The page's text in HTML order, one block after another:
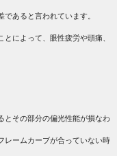
あると言われています。
によって、眼性疲労や頭痛、
とその部分の偏光性能が損なわ
レームカーブが合っていない時